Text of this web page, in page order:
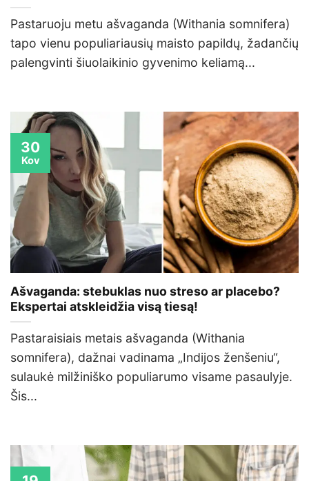
Pastaruoju metu ašvaganda (Withania somnifera)
tapo vienu populiariausių maisto papildų, žadančių
palengvinti šiuolaikinio gyvenimo keliamą...
Ašvaganda: stebuklas nuo streso ar placebo?
Ekspertai atskleidžia visą tiesą!
Pastaraisiais metais ašvaganda (Withania
somnifera), dažnai vadinama „Indijos ženšeniu“,
sulaukė milžiniško populiarumo visame pasaulyje.
Šis...
30
Kov